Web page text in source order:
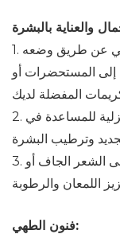
1. استخدم زيت الأفوكادو كمرطب طبيعي عن طريق وضعه
المستحضرات أو
2. أضيفي زيت الأفوكادو إلى أقنعة الوجه المنزلية للمساعدة في
3. دلكي كمية صغيرة من زيت الأفوكادو على الشعر الجاف أو
فنون الطهي: